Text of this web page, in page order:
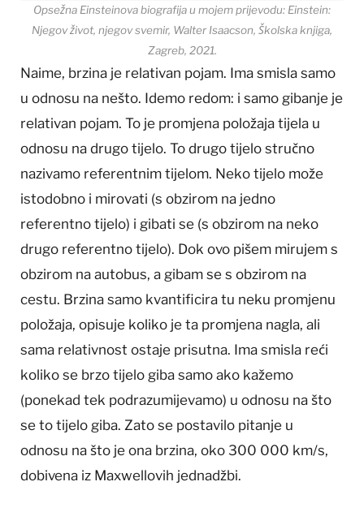
Opsežna Einsteinova biografija u mojem prijevodu: Einstein:
Njegov život, njegov svemir, Walter Isaacson, Školska knjiga,
Zagreb, 2021.
Naime, brzina je relativan pojam. Ima smisla samo
u odnosu na nešto. Idemo redom: i samo gibanje je
relativan pojam. To je promjena položaja tijela u
odnosu na drugo tijelo. To drugo tijelo stručno
nazivamo referentnim tijelom. Neko tijelo može
istodobno i mirovati (s obzirom na jedno
referentno tijelo) i gibati se (s obzirom na neko
drugo referentno tijelo). Dok ovo pišem mirujem s
obzirom na autobus, a gibam se s obzirom na
cestu. Brzina samo kvantificira tu neku promjenu
položaja, opisuje koliko je ta promjena nagla, ali
sama relativnost ostaje prisutna. Ima smisla reći
koliko se brzo tijelo giba samo ako kažemo
(ponekad tek podrazumijevamo) u odnosu na što
se to tijelo giba. Zato se postavilo pitanje u
odnosu na što je ona brzina, oko 300 000 km/s,
dobivena iz Maxwellovih jednadžbi.